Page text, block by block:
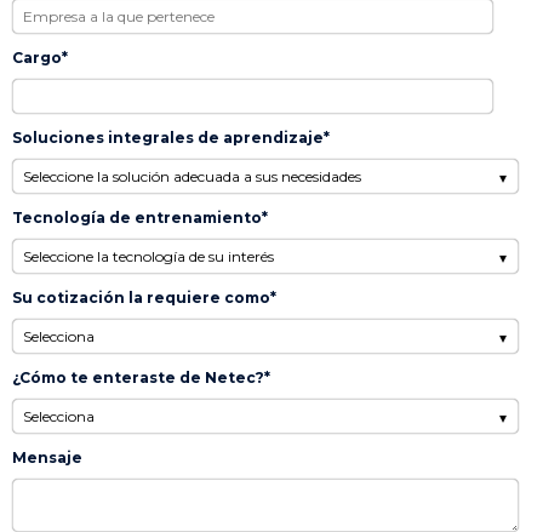
Cargo*
Soluciones integrales de aprendizaje*
Tecnología de entrenamiento*
Su cotización la requiere como*
¿Cómo te enteraste de Netec?*
Mensaje